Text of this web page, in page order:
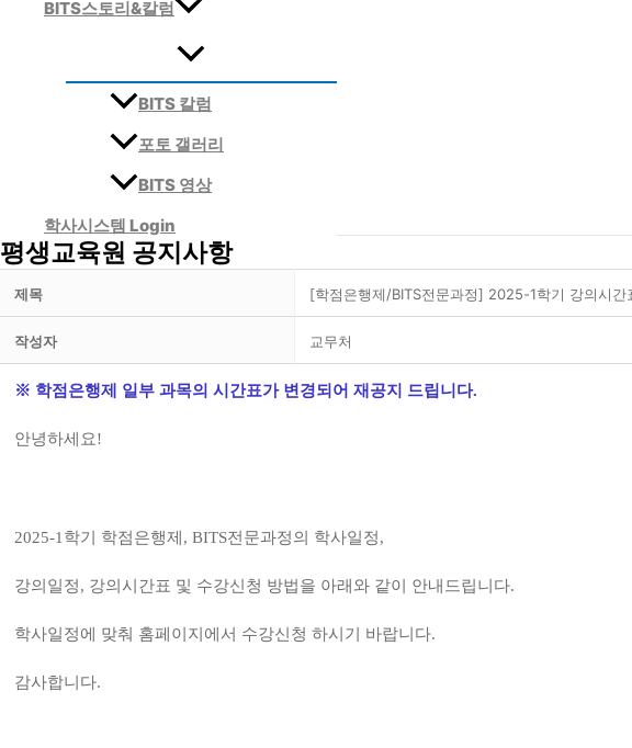
BITS스토리&칼럼
BITS 칼럼
포토 갤러리
BITS 영상
학사시스템 Login
평생교육원 공지사항
제목 [학점은행제/BITS전문과정] 2025-1학기 강의시간
작성자 교무처
※ 학점은행제 일부 과목의 시간표가 변경되어 재공지 드립니다.
안녕하세요!
2025-1학기 학점은행제 , BITS전문과정의 학사일정,
강의일정, 강의시간표 및 수강신청 방법을 아래와 같이 안내드립니다.
학사일정에 맞춰 홈페이지에서 수강신청 하시기 바랍니다.
감사합니다.